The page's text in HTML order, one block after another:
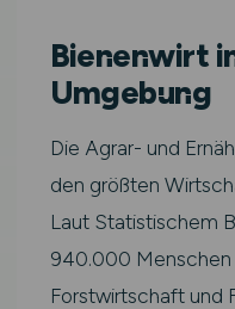
Bienenwirt
Umgebung
Die Agrar- und
den größten
Laut Statistischem
940.000 Menschen
Forstwirtschaft und